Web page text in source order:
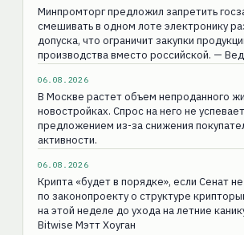
Минпромторг предложил запретить
смешивать в одном лоте электронику
допуска, что ограничит закупки
производства вместо российской. —
06.08.2026
В Москве растет объем непроданного
новостройках. Спрос на него не
предложением из-за снижения
активности.
06.08.2026
Крипта «будет в порядке», если Сенат
по законопроекту о структуре
на этой неделе до ухода на летние
Bitwise Мэтт Хоуган